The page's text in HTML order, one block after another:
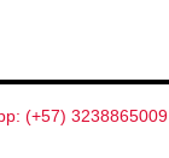
(+57) 3238865009